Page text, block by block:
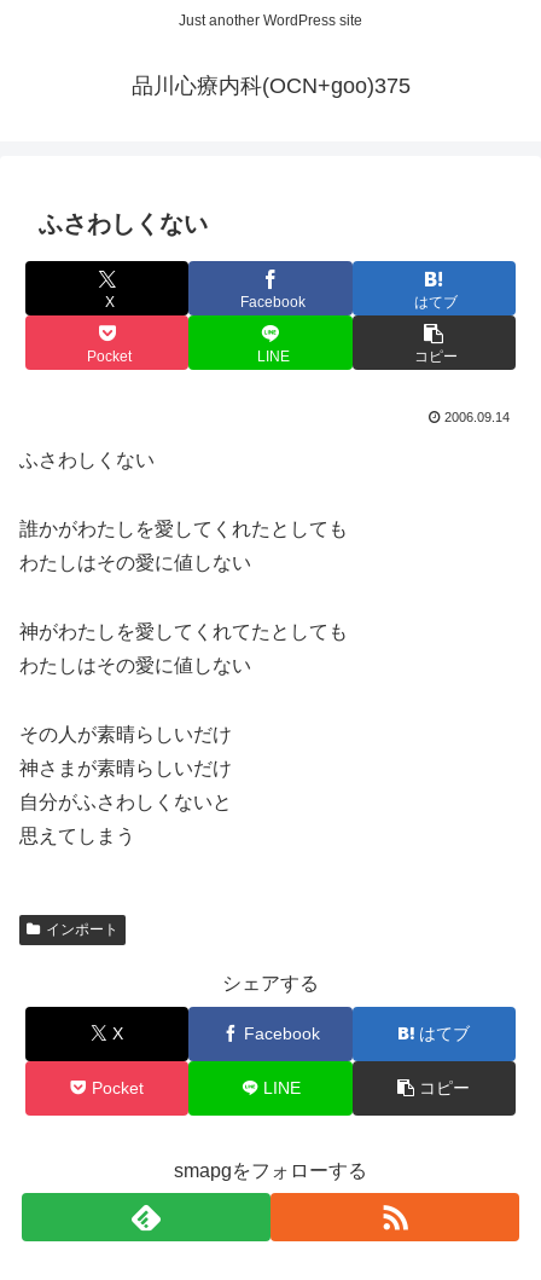
Just another WordPress site
品川心療内科(OCN+goo)375
ふさわしくない
X Facebook はてブ
Pocket LINE コピー
2006.09.14
ふさわしくない
誰かがわたしを愛してくれたとしても
わたしはその愛に値しない
神がわたしを愛してくれてたとしても
わたしはその愛に値しない
その人が素晴らしいだけ
神さまが素晴らしいだけ
自分がふさわしくないと
思えてしまう
インポート
シェアする
X Facebook はてブ
Pocket LINE コピー
smapgをフォローする